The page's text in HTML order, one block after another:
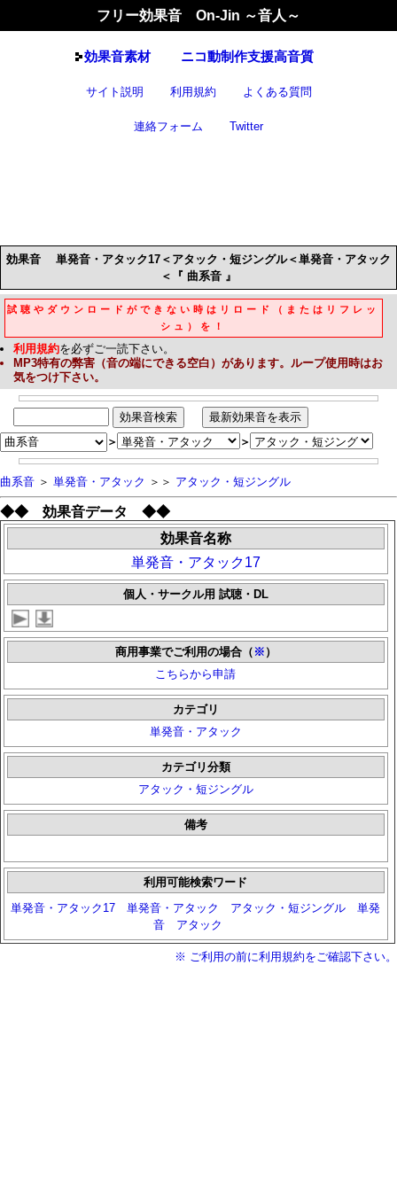
フリー効果音 On-Jin ～音人～
効果音素材 ニコ動制作支援高音質
サイト説明 利用規約 よくある質問
連絡フォーム Twitter
効果音単発音・アタック17＜アタック・短ジングル＜単発音・アタック
＜『 曲系音 』
試聴やダウンロードができない時はリロード（またはリフレッ
シュ）を！
利用規約を必ずご一読下さい。
MP3特有の弊害（音の端にできる空白）があります。ループ使用時はお
気をつけ下さい。
＞ ＞
曲系音 ＞ 単発音・アタック ＞＞ アタック・短ジングル
◆◆ 効果音データ ◆◆
効果音名称
単発音・アタック17
個人・サークル用 試聴・DL
商用事業でご利用の場合（ ※ ）
こちらから申請
カテゴリ
単発音・アタック
カテゴリ分類
アタック・短ジングル
備考
利用可能検索ワード
単発音・アタック17
単発音・アタック アタック・短ジングル
単発
音
アタック
※ ご利用の前に利用規約をご確認下さい。